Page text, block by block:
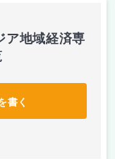
ア地域経済専
書く